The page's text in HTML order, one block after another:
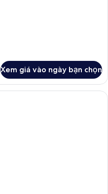
Xem giá vào ngày bạn chọn